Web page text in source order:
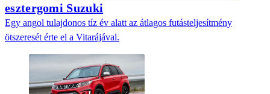
esztergomi Suzuki
Egy angol tulajdonos tíz év alatt az átlagos futásteljesítmény
ötszeresét érte el a Vitarájával.